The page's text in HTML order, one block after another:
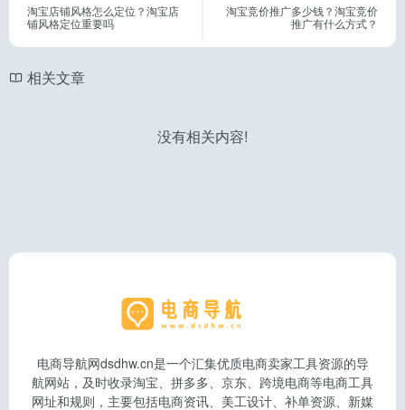
淘宝店铺风格怎么定位？淘宝店
铺风格定位重要吗
淘宝竞价推广多少钱？淘宝竞价
推广有什么方式？
相关文章
没有相关内容!
电商导航网dsdhw.cn是一个汇集优质电商卖家工具资源的导
航网站，及时收录淘宝、拼多多、京东、跨境电商等电商工具
网址和规则，主要包括电商资讯、美工设计、补单资源、新媒